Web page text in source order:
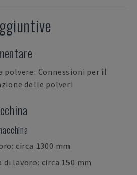
polvere: Connessioni per il
delle polveri
circa 1300 mm
lavoro: circa 150 mm